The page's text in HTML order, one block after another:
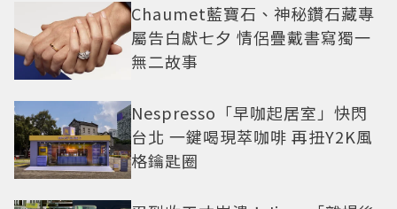
Chaumet藍寶石、神秘鑽石藏專
屬告白獻七夕 情侶疊戴書寫獨一
無二故事
Nespresso「早咖起居室」快閃
台北 一鍵喝現萃咖啡 再扭Y2K風
格鑰匙圈